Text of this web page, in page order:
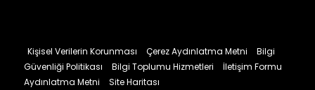
Kişisel Verilerin Korunması Çerez Aydınlatma Metni
Bilgi
Güvenliği Politikası
Bilgi Toplumu Hizmetleri
İletişim Formu
Aydınlatma Metni
Site Haritası